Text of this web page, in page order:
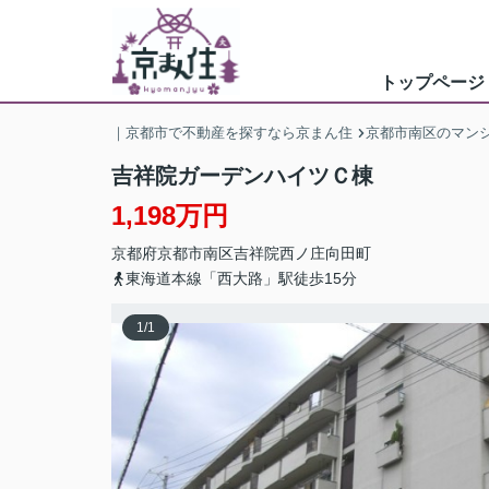
トップページ
｜京都市で不動産を探すなら京まん住 京都市南区のマン
吉祥院ガーデンハイツＣ棟
1,198万円
京都府京都市南区吉祥院西ノ庄向田町
東海道本線「西大路」駅徒歩15分
1/1